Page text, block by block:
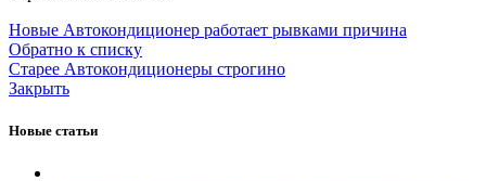
Новые Автокондиционер работает рывками причина
Обратно к списку
Старее Автокондиционеры строгино
Закрыть
Новые статьи